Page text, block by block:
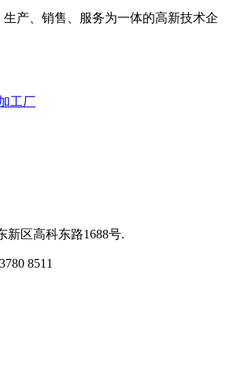
产、销售、服务为一体的高新技术企
工厂
新区高科东路1688号.
8511